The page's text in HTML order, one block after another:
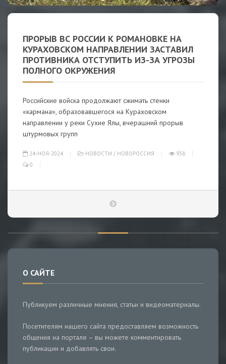
ПРОРЫВ ВС РОССИИ К РОМАНОВКЕ НА
КУРАХОВСКОМ НАПРАВЛЕНИИ ЗАСТАВИЛ
ПРОТИВНИКА ОТСТУПИТЬ ИЗ-ЗА УГРОЗЫ
ПОЛНОГО ОКРУЖЕНИЯ
Российские войска продолжают сжимать стенки
«кармана», образовавшегося на Кураховском
направлении у реки Сухие Ялы, вчерашний прорыв
штурмовых групп
24-НОЯ-2024 НОВОСТИ / НОВОРОССИЯ
938
0
О САЙТЕ
Публикуем различные мнения, статьи и видеоматериалы.
Посетителям нашего сайта предоставляем возможность
общения на портале – вы можете комментировать
публикации и добавлять свои.